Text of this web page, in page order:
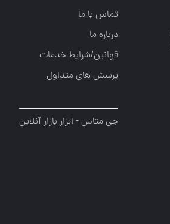
تماس با ما
درباره ما
قوانین/شرایط خدمات
پرسش های متداول
جی متاس - ابزار بازار آنلاین